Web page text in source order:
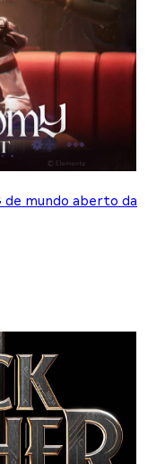
de mundo aberto da